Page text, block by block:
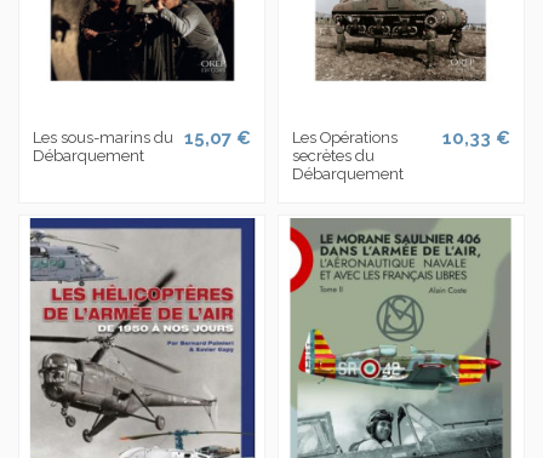
Les sous-marins du
Débarquement
15,07 €
Les Opérations
secrètes du
Débarquement
10,33 €